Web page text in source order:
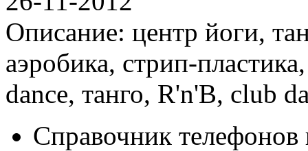
Описание: центр йоги,
аэробика, стрип-
dance, танго, R'n'B, club
Справочник